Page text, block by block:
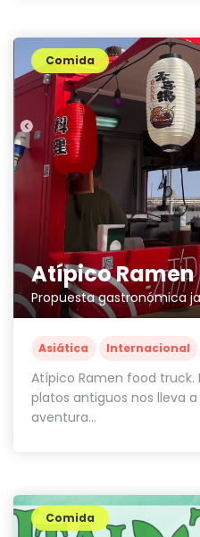
Atípico Ramen
Propuesta gastronómica
Comida
Asiática Internacional
Atípico Ramen food truck.
platos antiguos nos lleva
aventura...
Comida